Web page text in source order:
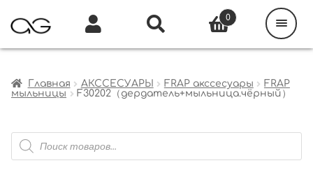
Главная АКССЕСУАРЫ FRAP акссесуары
FRAP
мыльницы
F30202（дердатель+мыльница.чёрный）
Поиск
товаров
0